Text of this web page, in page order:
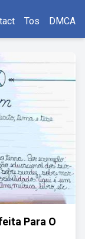
Tos DMCA
Para O